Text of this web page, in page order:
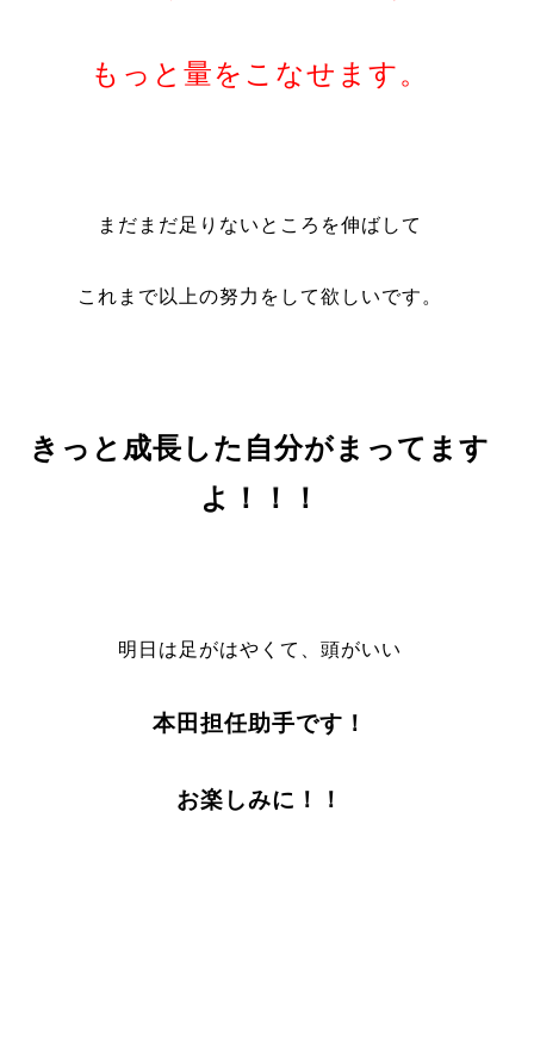
もっと量をこなせます。
まだまだ足りないところを伸ばして
これまで以上の努力をして欲しいです。
きっと成長した自分がまってます
よ！！！
明日は足がはやくて、頭がいい
本田担任助手です！
お楽しみに！！